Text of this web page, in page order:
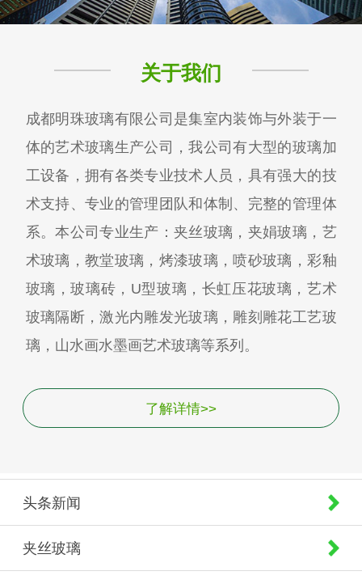
关于我们
成都明珠玻璃有限公司是集室内装饰与外装于一
体的艺术玻璃生产公司，我公司有大型的玻璃加
工设备，拥有各类专业技术人员，具有强大的技
术支持、专业的管理团队和体制、完整的管理体
系。本公司专业生产：夹丝玻璃，夹娟玻璃，艺
术玻璃，教堂玻璃，烤漆玻璃，喷砂玻璃，彩釉
玻璃，玻璃砖，U型玻璃，长虹压花玻璃，艺术
玻璃隔断，激光内雕发光玻璃，雕刻雕花工艺玻
璃，山水画水墨画艺术玻璃等系列。
了解详情>>
头条新闻
夹丝玻璃